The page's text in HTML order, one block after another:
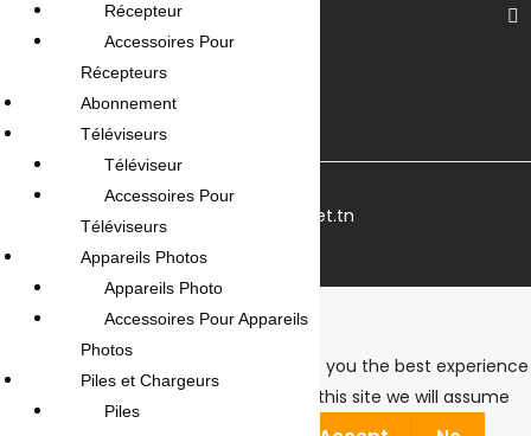
Votre Compte
© 2026 OmegaNet.tn
Cookies Notice
We use cookies to ensure that we give you the best experience
on our website. If you continue to use this site we will assume
Récepteur
Accessoires Pour
Récepteurs
Abonnement
Téléviseurs
Téléviseur
Accessoires Pour
Téléviseurs
Appareils Photos
Appareils Photo
Accessoires Pour Appareils
Photos
Piles et Chargeurs
Piles